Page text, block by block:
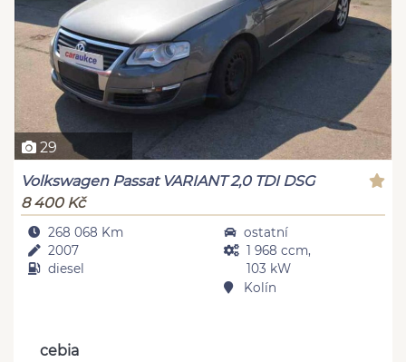
29
Volkswagen Passat VARIANT 2,0 TDI DSG
8 400 Kč
268 068 Km
2007
diesel
ostatní
1 968 ccm,
103 kW
Kolín
cebia